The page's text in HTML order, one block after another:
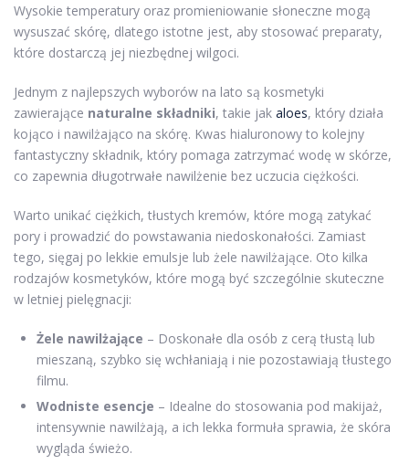
Wysokie temperatury oraz promieniowanie słoneczne mogą
wysuszać skórę, dlatego istotne jest, aby stosować preparaty,
które dostarczą jej niezbędnej wilgoci.
Jednym z najlepszych wyborów na lato są kosmetyki
zawierające naturalne składniki, takie jak aloes, który działa
kojąco i nawilżająco na skórę. Kwas hialuronowy to kolejny
fantastyczny składnik, który pomaga zatrzymać wodę w skórze,
co zapewnia długotrwałe nawilżenie bez uczucia ciężkości.
Warto unikać ciężkich, tłustych kremów, które mogą zatykać
pory i prowadzić do powstawania niedoskonałości. Zamiast
tego, sięgaj po lekkie emulsje lub żele nawilżające. Oto kilka
rodzajów kosmetyków, które mogą być szczególnie skuteczne
w letniej pielęgnacji:
Żele nawilżające – Doskonałe dla osób z cerą tłustą lub
mieszaną, szybko się wchłaniają i nie pozostawiają tłustego
filmu.
Wodniste esencje – Idealne do stosowania pod makijaż,
intensywnie nawilżają, a ich lekka formuła sprawia, że skóra
wygląda świeżo.